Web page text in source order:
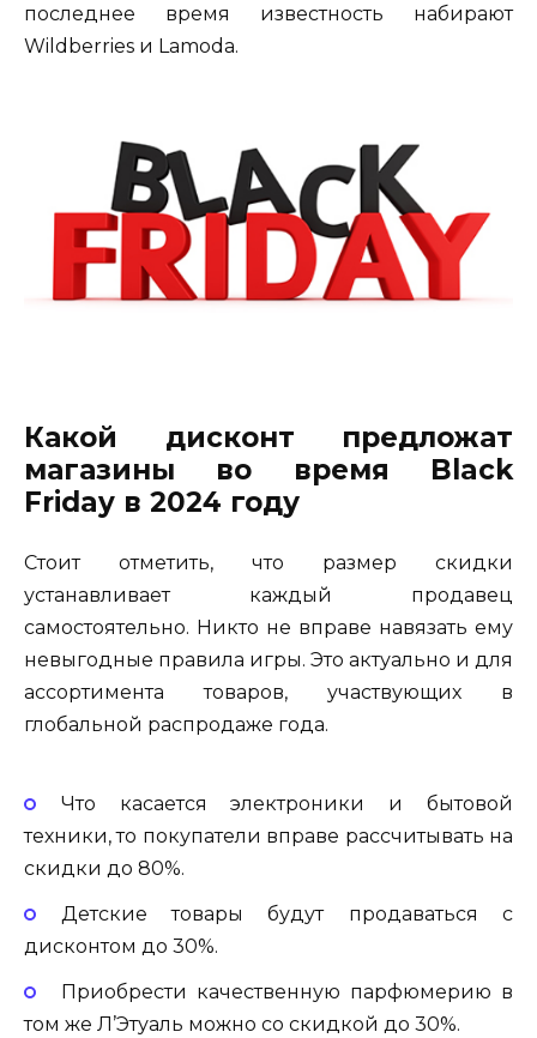
последнее время известность набирают
Wildberries и Lamoda.
Какой дисконт предложат
магазины во время Black
Friday в 2024 году
Стоит отметить, что размер скидки
устанавливает каждый продавец
самостоятельно. Никто не вправе навязать ему
невыгодные правила игры. Это актуально и для
ассортимента товаров, участвующих в
глобальной распродаже года.
Что касается электроники и бытовой
техники, то покупатели вправе рассчитывать на
скидки до 80%.
Детские товары будут продаваться с
дисконтом до 30%.
Приобрести качественную парфюмерию в
том же Л’Этуаль можно со скидкой до 30%.